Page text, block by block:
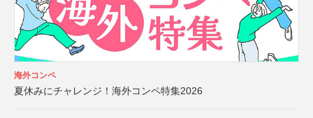
海外コンペ
夏休みにチャレンジ！海外コンペ特集2026